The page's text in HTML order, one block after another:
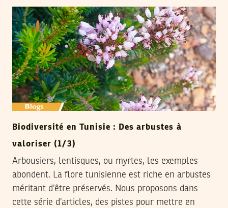
Biodiversité en Tunisie : Des arbustes à
valoriser (1/3)
Arbousiers, lentisques, ou myrtes, les exemples
abondent. La flore tunisienne est riche en arbustes
méritant d’être préservés. Nous proposons dans
cette série d’articles, des pistes pour mettre en